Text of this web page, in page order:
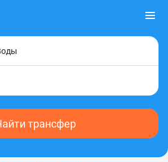
трансфер